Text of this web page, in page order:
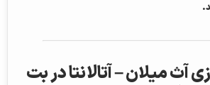
آث میلان – آتالانتا در بت